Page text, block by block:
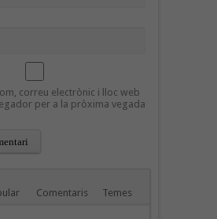
correu electrònic i lloc web
per a la pròxima vegada
Comentaris Temes